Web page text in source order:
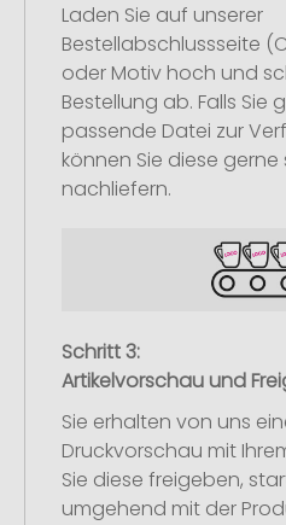
Laden Sie auf unserer
Bestellabschlussseite
oder Motiv hoch und
Bestellung ab. Falls Sie
passende Datei zur
können Sie diese
nachliefern.
Schritt 3:
Artikelvorschau und
Sie erhalten von uns
Druckvorschau mit
Sie diese freigeben,
umgehend mit der